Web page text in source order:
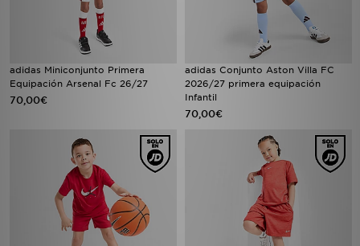
adidas Miniconjunto Primera
Equipación Arsenal Fc 26/27
70,00€
adidas Conjunto Aston Villa FC
2026/27 primera equipación
Infantil
70,00€